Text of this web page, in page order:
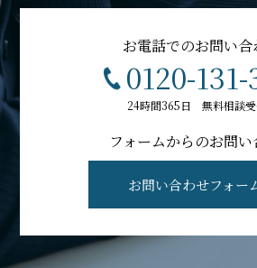
お電話でのお問い合
0120-
24時間365日 無料相談受
フォームからのお問い
お問い合わせフォー